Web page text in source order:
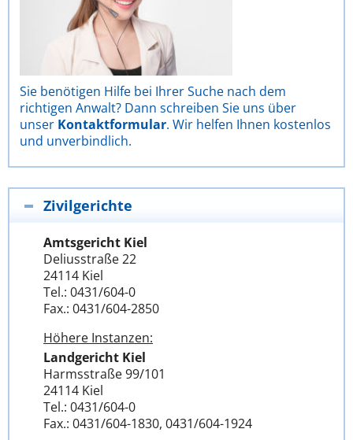
Sie benötigen Hilfe bei Ihrer Suche nach dem
richtigen Anwalt? Dann schreiben Sie uns über
unser Kontaktformular. Wir helfen Ihnen kostenlos
und unverbindlich.
Zivilgerichte
Amtsgericht Kiel
Deliusstraße 22
24114 Kiel
Tel.: 0431/604-0
Fax.: 0431/604-2850
Höhere Instanzen:
Landgericht Kiel
Harmsstraße 99/101
24114 Kiel
Tel.: 0431/604-0
Fax.: 0431/604-1830, 0431/604-1924